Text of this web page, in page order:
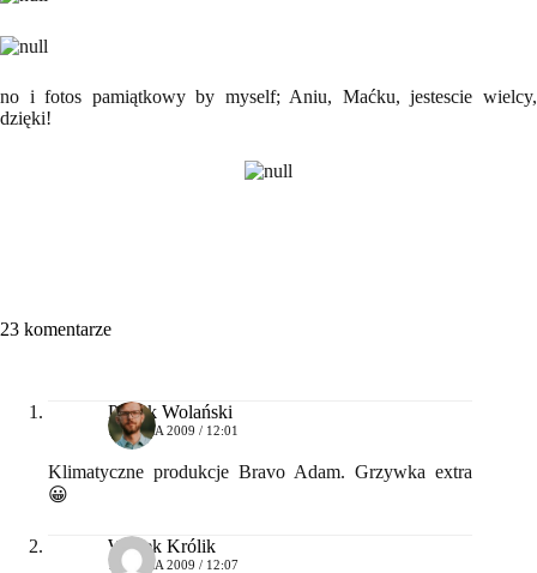
no i fotos pamiątkowy by myself; Aniu, Maćku, jestescie wielcy,
dzięki!
23 komentarze
Patryk Wolański
14 LIPCA 2009 / 12:01
Klimatyczne produkcje Bravo Adam. Grzywka extra
😀
Wojtek Królik
14 LIPCA 2009 / 12:07